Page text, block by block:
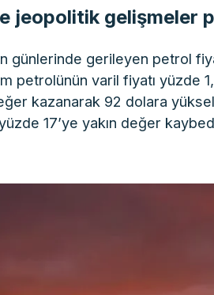
jeopolitik gelişmeler
günlerinde gerileyen petrol
petrolünün varil fiyatı yüzde
kazanarak 92 dolara
17’ye yakın değer